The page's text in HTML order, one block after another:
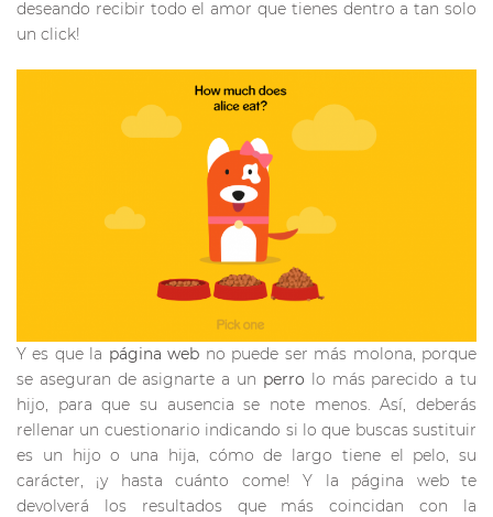
deseando recibir todo el amor que tienes dentro a tan solo
un click!
Y es que la página web no puede ser más molona, porque
se aseguran de asignarte a un perro lo más parecido a tu
hijo, para que su ausencia se note menos. Así, deberás
rellenar un cuestionario indicando si lo que buscas sustituir
es un hijo o una hija, cómo de largo tiene el pelo, su
carácter, ¡y hasta cuánto come! Y la página web te
devolverá los resultados que más coincidan con la